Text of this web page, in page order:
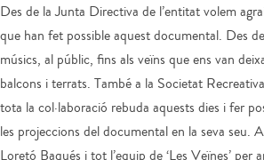
Des de la Junta Directiva de l’entitat volem
que han fet possible aquest documental. Des
músics, al públic, fins als veïns que ens van
balcons i terrats. També a la Societat
tota la col·laboració rebuda aquests dies i fer
les projeccions del documental en la seva seu.
Loretó Baqués i tot l’equip de ‘Les Veïnes’ per